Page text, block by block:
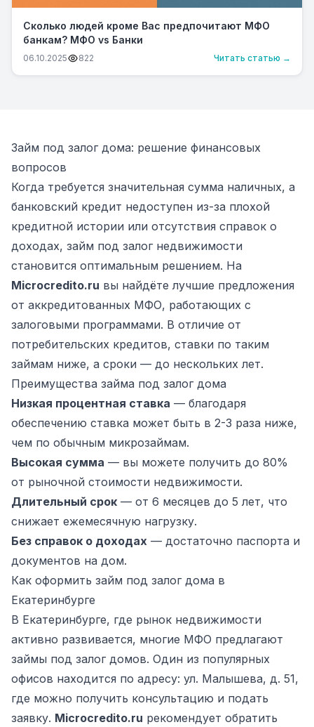
Сколько людей кроме Вас предпочитают МФО
банкам? МФО vs Банки
06.10.2025 822 Читать статью →
Займ под залог дома: решение финансовых
вопросов
Когда требуется значительная сумма наличных, а
банковский кредит недоступен из-за плохой
кредитной истории или отсутствия справок о
доходах, займ под залог недвижимости
становится оптимальным решением. На
Microcredito.ru вы найдёте лучшие предложения
от аккредитованных МФО, работающих с
залоговыми программами. В отличие от
потребительских кредитов, ставки по таким
займам ниже, а сроки — до нескольких лет.
Преимущества займа под залог дома
Низкая процентная ставка — благодаря
обеспечению ставка может быть в 2-3 раза ниже,
чем по обычным микрозаймам.
Высокая сумма — вы можете получить до 80%
от рыночной стоимости недвижимости.
Длительный срок — от 6 месяцев до 5 лет, что
снижает ежемесячную нагрузку.
Без справок о доходах — достаточно паспорта и
документов на дом.
Как оформить займ под залог дома в
Екатеринбурге
В Екатеринбурге, где рынок недвижимости
активно развивается, многие МФО предлагают
займы под залог домов. Один из популярных
офисов находится по адресу: ул. Малышева, д. 51,
где можно получить консультацию и подать
заявку. Microcredito.ru рекомендует обратить